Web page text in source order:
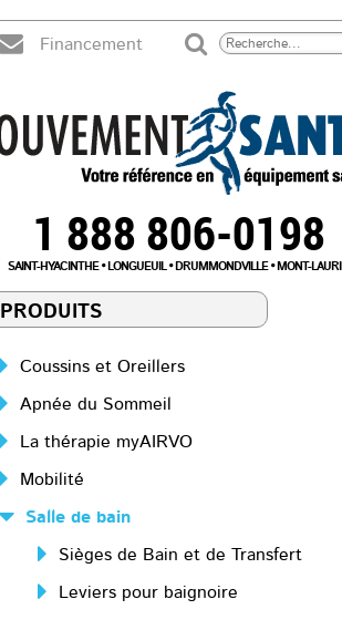
Financement
1 888 806-0198
SAINT-HYACINTHE LONGUEUIL DRUMMONDVILLE MONT-
PRODUITS
Coussins et Oreillers
Apnée du Sommeil
La thérapie myAIRVO
Mobilité
Salle de bain
Sièges de Bain et de Transfert
Leviers pour baignoire